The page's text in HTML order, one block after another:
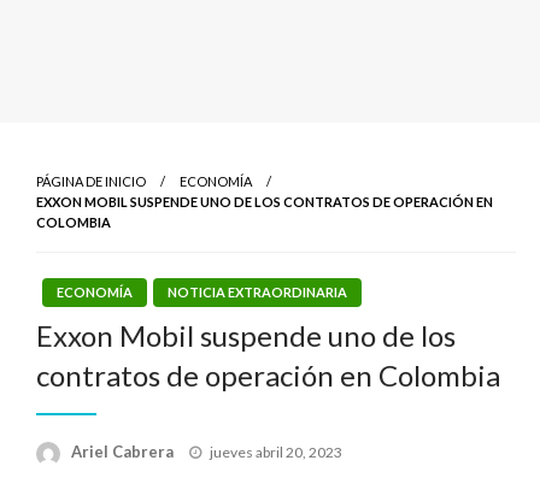
PÁGINA DE INICIO
ECONOMÍA
EXXON MOBIL SUSPENDE UNO DE LOS CONTRATOS DE OPERACIÓN EN
COLOMBIA
ECONOMÍA NOTICIA EXTRAORDINARIA
Exxon Mobil suspende uno de los
contratos de operación en Colombia
Ariel Cabrera
Publicado
jueves abril 20, 2023